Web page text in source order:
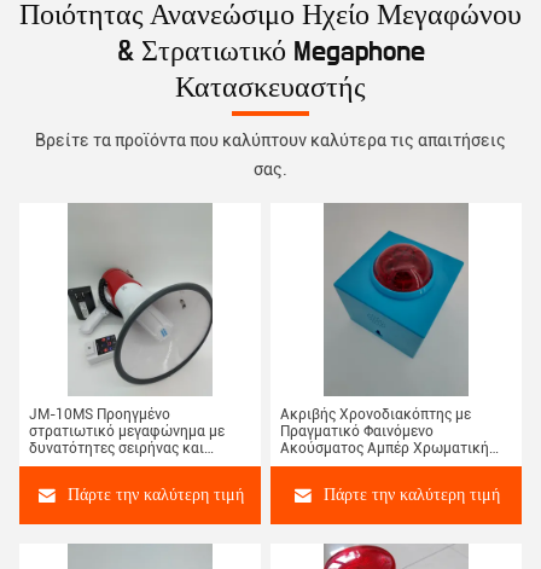
Ποιότητας Ανανεώσιμο Ηχείο Μεγαφώνου
& Στρατιωτικό Megaphone
Κατασκευαστής
Βρείτε τα προϊόντα που καλύπτουν καλύτερα τις απαιτήσεις
σας.
JM-10MS Προηγμένο
στρατιωτικό μεγαφώνημα με
δυνατότητες σειρήνας και
εγγραφής
Πάρτε την καλύτερη τιμή
Ακριβής Χρονοδιακόπτης με
Πραγματικό Φαινόμενο
Ακούσματος Αμπέρ Χρωματική
Φωνή για Παιχνίδια και
Πάρτε την καλύτερη τιμή